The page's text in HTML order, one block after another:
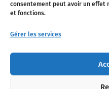
consentement peut avoir un effet
et fonctions.
Gérer les services
Suivez-nous